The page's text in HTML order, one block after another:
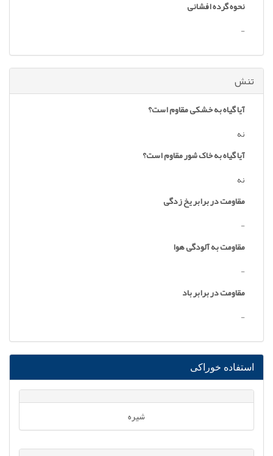
نحوه گرده افشانی
-
تنش
آیا گیاه به خشکی مقاوم است؟
نه
آیا گیاه به خاک شور مقاوم است؟
نه
مقاومت در برابر یخ زدگی
-
مقاومت به آلودگی هوا
-
مقاومت در برابر باد
-
استفاده خوراکی
شیره